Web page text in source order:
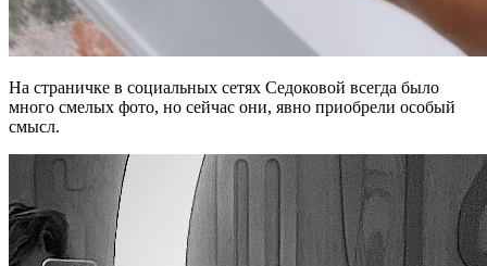
На страничке в социальных сетях Седоковой всегда было
много смелых фото, но сейчас они, явно приобрели особый
смысл.